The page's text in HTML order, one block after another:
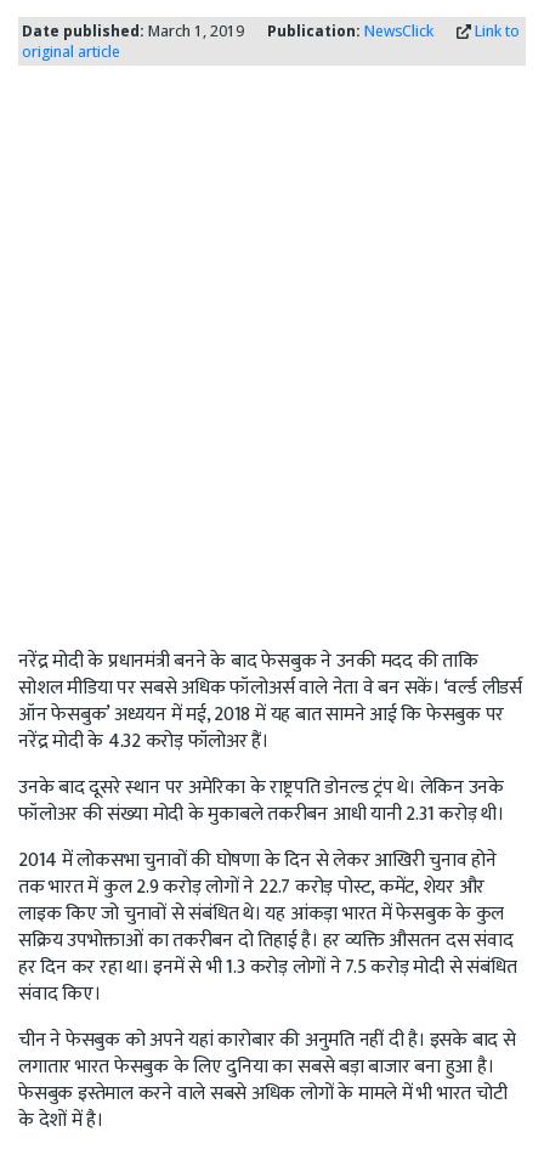
Date published: March 1, 2019 Publication: NewsClick
Link to
original article
नरेंद्र मोदी के प्रधानमंत्री बनने के बाद फेसबुक ने उनकी मदद की ताकि
सोशल मीडिया पर सबसे अधिक फॉलोअर्स वाले नेता वे बन सकें। ‘वर्ल्ड लीडर्स
ऑन फेसबुक’ अध्ययन में मई, 2018 में यह बात सामने आई कि फेसबुक पर
नरेंद्र मोदी के 4.32 करोड़ फॉलोअर हैं।
उनके बाद दूसरे स्थान पर अमेरिका के राष्ट्रपति डोनल्ड ट्रंप थे। लेकिन उनके
फॉलोअर की संख्या मोदी के मुकाबले तकरीबन आधी यानी 2.31 करोड़ थी।
2014 में लोकसभा चुनावों की घोषणा के दिन से लेकर आखिरी चुनाव होने
तक भारत में कुल 2.9 करोड़ लोगों ने 22.7 करोड़ पोस्ट, कमेंट, शेयर और
लाइक किए जो चुनावों से संबंधित थे। यह आंकड़ा भारत में फेसबुक के कुल
सक्रिय उपभोक्ताओं का तकरीबन दो तिहाई है। हर व्यक्ति औसतन दस संवाद
हर दिन कर रहा था। इनमें से भी 1.3 करोड़ लोगों ने 7.5 करोड़ मोदी से संबंधित
संवाद किए।
चीन ने फेसबुक को अपने यहां कारोबार की अनुमति नहीं दी है। इसके बाद से
लगातार भारत फेसबुक के लिए दुनिया का सबसे बड़ा बाजार बना हुआ है।
फेसबुक इस्तेमाल करने वाले सबसे अधिक लोगों के मामले में भी भारत चोटी
के देशों में है।